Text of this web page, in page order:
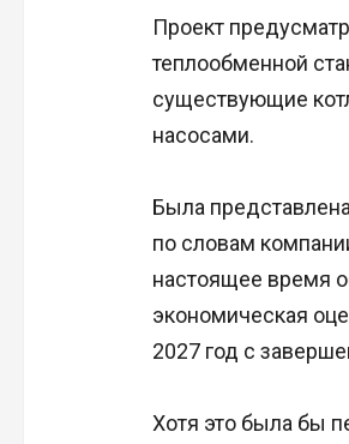
Проект
теплообменной
существующие
насосами.
Была
по словам
настоящее время
экономическая
2027 год с
Хотя это была бы